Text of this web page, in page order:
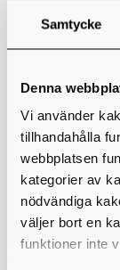
Samtycke
Denna
Vi använder
tillhandahålla
webbplatsen
kategorier av
nödvändiga
väljer bort en
funktioner inte
Övningar
dina elever inför
viktigt att känna
praoperioden.
Prao- under
Fokus upplevelser -
ge eleverna